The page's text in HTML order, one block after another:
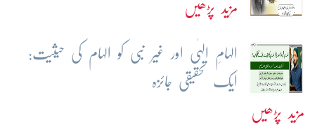
مزید پڑھیں
الہامِ الہٰی اور غیر نبی کو الہام کی حیثیت:
ایک تحقیقی جائزہ
مزید پڑھیں